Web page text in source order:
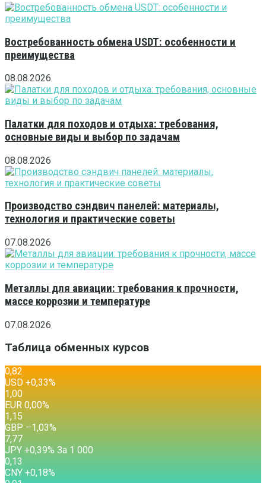
Востребованность обмена USDT: особенности и
преимущества
08.08.2026
Палатки для походов и отдыха: требования,
основные виды и выбор по задачам
08.08.2026
Производство сэндвич панелей: материалы,
технология и практические советы
07.08.2026
Металлы для авиации: требования к прочности,
массе коррозии и температуре
07.08.2026
Таблица обменных курсов
0,82
USD +0,33%
1,00
EUR 0,00%
1,15
GBP –1,03%
7,77
JPY +0,39% За 1 000
0,13
CNY +0,18%